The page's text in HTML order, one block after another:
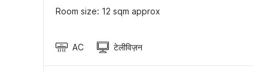
Room size: 12 sqm approx
AC टेलीविज़न